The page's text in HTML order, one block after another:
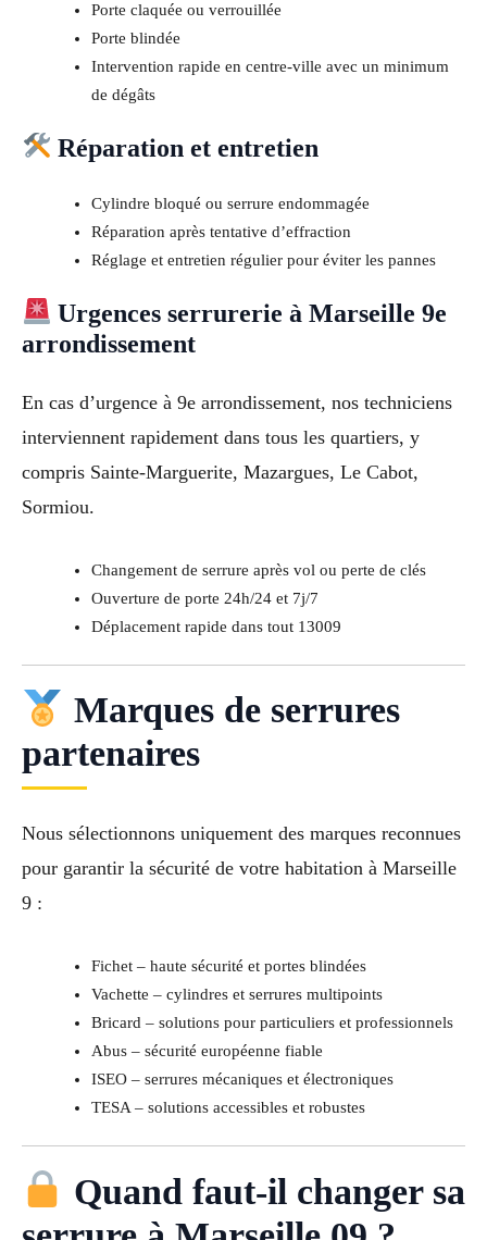
Porte claquée ou verrouillée
Porte blindée
Intervention rapide en centre-ville avec un minimum
de dégâts
Réparation et entretien
Cylindre bloqué ou serrure endommagée
Réparation après tentative d’effraction
Réglage et entretien régulier pour éviter les pannes
Urgences serrurerie à Marseille 9e
arrondissement
En cas d’urgence à 9e arrondissement, nos techniciens
interviennent rapidement dans tous les quartiers, y
compris Sainte-Marguerite, Mazargues, Le Cabot,
Sormiou.
Changement de serrure après vol ou perte de clés
Ouverture de porte 24h/24 et 7j/7
Déplacement rapide dans tout 13009
Marques de serrures
partenaires
Nous sélectionnons uniquement des marques reconnues
pour garantir la sécurité de votre habitation à Marseille
9 :
Fichet – haute sécurité et portes blindées
Vachette – cylindres et serrures multipoints
Bricard – solutions pour particuliers et professionnels
Abus – sécurité européenne fiable
ISEO – serrures mécaniques et électroniques
TESA – solutions accessibles et robustes
Quand faut-il changer sa